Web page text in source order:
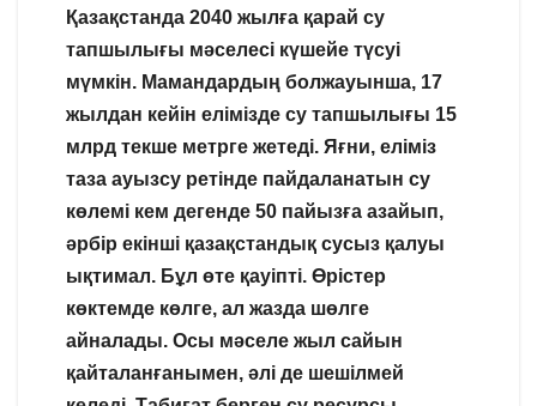
Қазақстанда 2040 жылға қарай су
тапшылығы мәселесі күшейе түсуі
мүмкін. Мамандардың болжауынша, 17
жылдан кейін елімізде су тапшылығы 15
млрд текше метрге жетеді. Яғни, еліміз
таза ауызсу ретінде пайдаланатын су
көлемі кем дегенде 50 пайызға азайып,
әрбір екінші қазақстандық сусыз қалуы
ықтимал. Бұл өте қауіпті. Өрістер
көктемде көлге, ал жазда шөлге
айналады. Осы мәселе жыл сайын
қайталанғанымен, әлі де шешілмей